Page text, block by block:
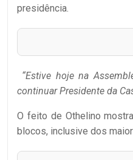
presidência.
“Estive hoje na
continuar Presidente da
O feito de Othelino
blocos, inclusive dos